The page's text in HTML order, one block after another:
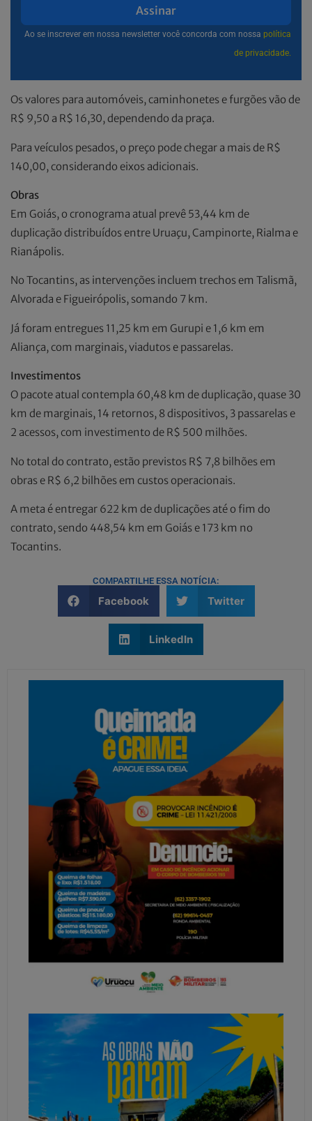
Assinar
Ao se inscrever em nossa newsletter você concorda com nossa política
de privacidade.
Os valores para automóveis, caminhonetes e furgões vão de
R$ 9,50 a R$ 16,30, dependendo da praça.
Para veículos pesados, o preço pode chegar a mais de R$
140,00, considerando eixos adicionais.
Obras
Em Goiás, o cronograma atual prevê 53,44 km de
duplicação distribuídos entre Uruaçu, Campinorte, Rialma e
Rianápolis.
No Tocantins, as intervenções incluem trechos em Talismã,
Alvorada e Figueirópolis, somando 7 km.
Já foram entregues 11,25 km em Gurupi e 1,6 km em
Aliança, com marginais, viadutos e passarelas.
Investimentos
O pacote atual contempla 60,48 km de duplicação, quase 30
km de marginais, 14 retornos, 8 dispositivos, 3 passarelas e
2 acessos, com investimento de R$ 500 milhões.
No total do contrato, estão previstos R$ 7,8 bilhões em
obras e R$ 6,2 bilhões em custos operacionais.
A meta é entregar 622 km de duplicações até o fim do
contrato, sendo 448,54 km em Goiás e 173 km no
Tocantins.
COMPARTILHE ESSA NOTÍCIA:
Facebook Twitter
LinkedIn